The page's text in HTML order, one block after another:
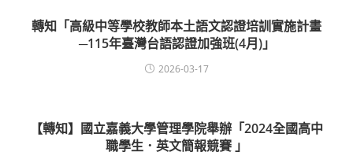
轉知「高級中等學校教師本土語文認證培訓實施計畫
─115年臺灣台語認證加強班(4月)」
2026-03-17
【轉知】國立嘉義大學管理學院舉辦「2024全國高中
職學生．英文簡報競賽 」